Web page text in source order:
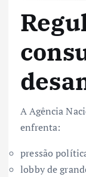
A Agência
enfrenta:
pressão
lobby de